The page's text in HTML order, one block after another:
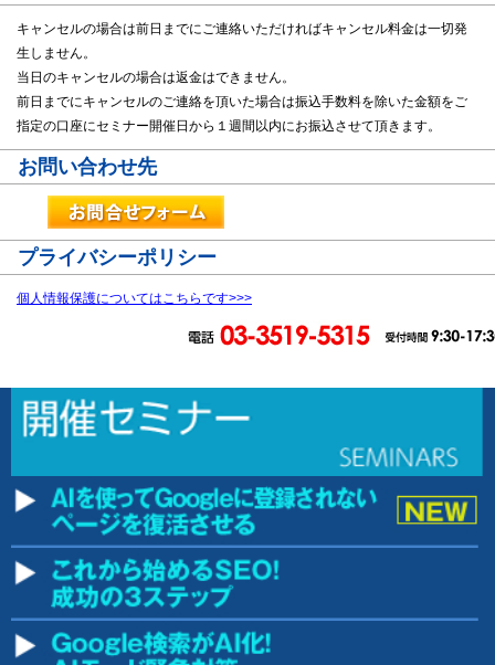
キャンセルの場合は前日までにご連絡いただければキャンセル料金は一切発
生しません。
当日のキャンセルの場合は返金はできません。
前日までにキャンセルのご連絡を頂いた場合は振込手数料を除いた金額をご
指定の口座にセミナー開催日から１週間以内にお振込させて頂きます。
お問い合わせ先
プライバシーポリシー
個人情報保護についてはこちらです>>>